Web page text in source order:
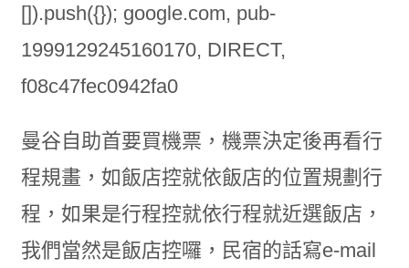
[]).push({}); google.com, pub-
1999129245160170, DIRECT,
f08c47fec0942fa0
曼谷自助首要買機票，機票決定後再看行
程規畫，如飯店控就依飯店的位置規劃行
程，如果是行程控就依行程就近選飯店，
我們當然是飯店控囉，民宿的話寫e-mail